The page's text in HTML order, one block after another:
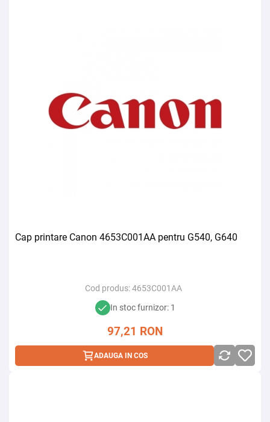
Cap printare Canon 4653C001AA pentru G540, G640
Cod produs: 4653C001AA
In stoc furnizor: 1
97,21 RON
ADAUGA IN COS